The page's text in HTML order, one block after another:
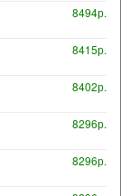
8494р.
8415р.
8402р.
8296р.
8296р.